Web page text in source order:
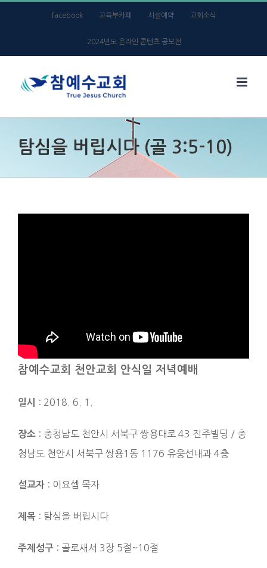
facebook 교육부카페 시설예약 교회소식
2024년도 온라인 콘텐츠 공모전
탐심을 버립시다 (골 3:5-10)
참예수교회 천안교회 안식일 저녁예배
일시 : 2018. 6. 1.
장소 : 충청남도 천안시 서북구 쌍용대로 43 진주빌딩 / 충
청남도 천안시 서북구 쌍용1동 1176 유웅선내과 4층
설교자 : 이요셉 목자
제목 : 탐심을 버립시다
주제성구 : 골로새서 3장 5절~10절